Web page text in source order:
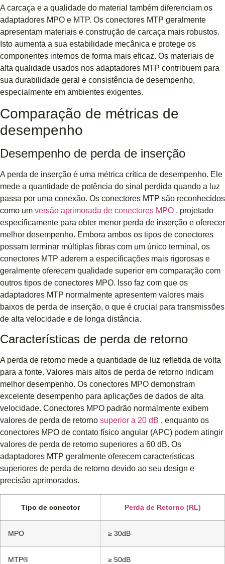
A carcaça e a qualidade do material também diferenciam os
adaptadores MPO e MTP. Os conectores MTP geralmente
apresentam materiais e construção de carcaça mais robustos.
Isto aumenta a sua estabilidade mecânica e protege os
componentes internos de forma mais eficaz. Os materiais de
alta qualidade usados ​​nos adaptadores MTP contribuem para
sua durabilidade geral e consistência de desempenho,
especialmente em ambientes exigentes.
Comparação de métricas de
desempenho
Desempenho de perda de inserção
A perda de inserção é uma métrica crítica de desempenho. Ele
mede a quantidade de potência do sinal perdida quando a luz
passa por uma conexão. Os conectores MTP são reconhecidos
como um versão aprimorada de conectores MPO , projetado
especificamente para obter menor perda de inserção e oferecer
melhor desempenho. Embora ambos os tipos de conectores
possam terminar múltiplas fibras com um único terminal, os
conectores MTP aderem a especificações mais rigorosas e
geralmente oferecem qualidade superior em comparação com
outros tipos de conectores MPO. Isso faz com que os
adaptadores MTP normalmente apresentem valores mais
baixos de perda de inserção, o que é crucial para transmissões
de alta velocidade e de longa distância.
Características de perda de retorno
A perda de retorno mede a quantidade de luz refletida de volta
para a fonte. Valores mais altos de perda de retorno indicam
melhor desempenho. Os conectores MPO demonstram
excelente desempenho para aplicações de dados de alta
velocidade. Conectores MPO padrão normalmente exibem
valores de perda de retorno superior a 20 dB , enquanto os
conectores MPO de contato físico angular (APC) podem atingir
valores de perda de retorno superiores a 60 dB. Os
adaptadores MTP geralmente oferecem características
superiores de perda de retorno devido ao seu design e
precisão aprimorados.
Tipo de conector Perda de Retorno (RL)
MPO ≥ 30dB
MTP® ≥ 50dB